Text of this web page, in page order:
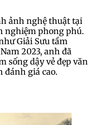
ảnh nghệ thuật tại
nghiệm phong phú.
Giải Sưu tầm
2023, anh đã
sống dậy vẻ đẹp văn
đánh giá cao.